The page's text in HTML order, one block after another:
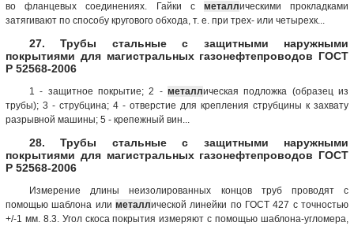
во фланцевых соединениях. Гайки с металлическими прокладками
затягивают по способу кругового обхода, т. е. при трех- или четырехк...
27. Трубы стальные с защитными наружными
покрытиями для магистральных газонефтепроводов ГОСТ
Р 52568-2006
1 - защитное покрытие; 2 - металлическая подложка (образец из
трубы); 3 - струбцина; 4 - отверстие для крепления струбцины к захвату
разрывной машины; 5 - крепежный вин...
28. Трубы стальные с защитными наружными
покрытиями для магистральных газонефтепроводов ГОСТ
Р 52568-2006
Измерение длины неизолированных концов труб проводят с
помощью шаблона или металлической линейки по ГОСТ 427 с точностью
+/-1 мм. 8.3. Угол скоса покрытия измеряют с помощью шаблона-угломера,